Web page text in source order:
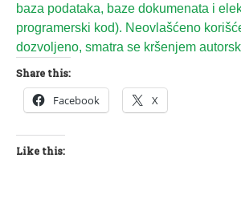
baza podataka, baze dokumenata i
programerski kod). Neovlašćeno
dozvoljeno, smatra se kršenjem
Share this:
Facebook X
Like this: